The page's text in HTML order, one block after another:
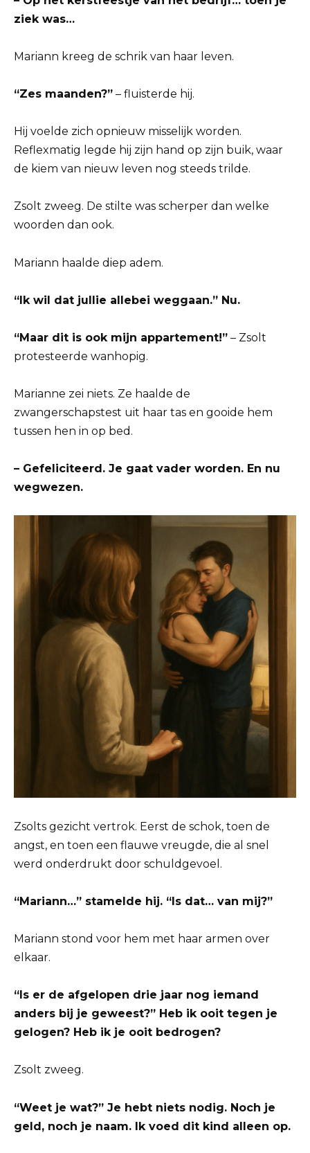
ziek was…
Mariann kreeg de schrik van haar leven.
“Zes maanden?” – fluisterde hij.
Hij voelde zich opnieuw misselijk worden.
Reflexmatig legde hij zijn hand op zijn buik, waar
de kiem van nieuw leven nog steeds trilde.
Zsolt zweeg. De stilte was scherper dan welke
woorden dan ook.
Mariann haalde diep adem.
“Ik wil dat jullie allebei weggaan.” Nu.
“Maar dit is ook mijn appartement!” – Zsolt
protesteerde wanhopig.
Marianne zei niets. Ze haalde de
zwangerschapstest uit haar tas en gooide hem
tussen hen in op bed.
– Gefeliciteerd. Je gaat vader worden. En nu
wegwezen.
Zsolts gezicht vertrok. Eerst de schok, toen de
angst, en toen een flauwe vreugde, die al snel
werd onderdrukt door schuldgevoel.
“Mariann…” stamelde hij. “Is dat… van mij?”
Mariann stond voor hem met haar armen over
elkaar.
“Is er de afgelopen drie jaar nog iemand
anders bij je geweest?” Heb ik ooit tegen je
gelogen? Heb ik je ooit bedrogen?
Zsolt zweeg.
“Weet je wat?” Je hebt niets nodig. Noch je
geld, noch je naam. Ik voed dit kind alleen op.